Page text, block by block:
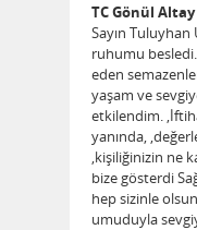
TC Gönül Altay
Sayın
ruhumu besledi.
eden
yaşam ve
etkilendim.
yanında,
,kişiliğinizin ne
bize gösterdi
hep sizinle
umuduyla